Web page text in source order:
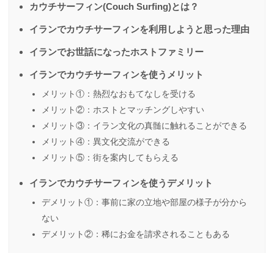
カウチサーフィン(Couch Surfing)とは？
イランでカウチサーフィンを利用しようと思った理由
イランでお世話になったホストファミリー
イランでカウチサーフィンを使うメリット
メリット①：熱烈なおもてなしを受ける
メリット②：ホストとマッチングしやすい
メリット③：イラン文化の真髄に触れることができる
メリット④：異文化交流ができる
メリット⑤：街を案内してもらえる
イランでカウチサーフィンを使うデメリット
デメリット①：事前に家の立地や部屋の様子が分から
ない
デメリット②：稀にお金を請求されることもある